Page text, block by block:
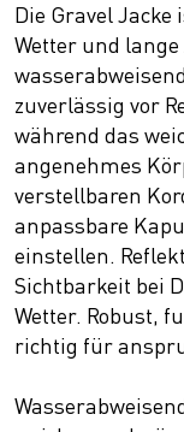
Die Gravel
Wetter und
zuverlässig vor
während das
angenehmes
verstellbaren
anpassbare
einstellen.
Sichtbarkeit bei
Wetter. Robust,
richtig für